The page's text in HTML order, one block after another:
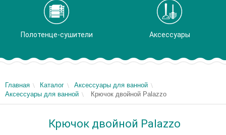
Полотенце-сушители Аксессуары
Главная Каталог
Аксессуары для ванной
Аксессуары для ванной
Крючок двойной Palazzo
Крючок двойной Palazzo